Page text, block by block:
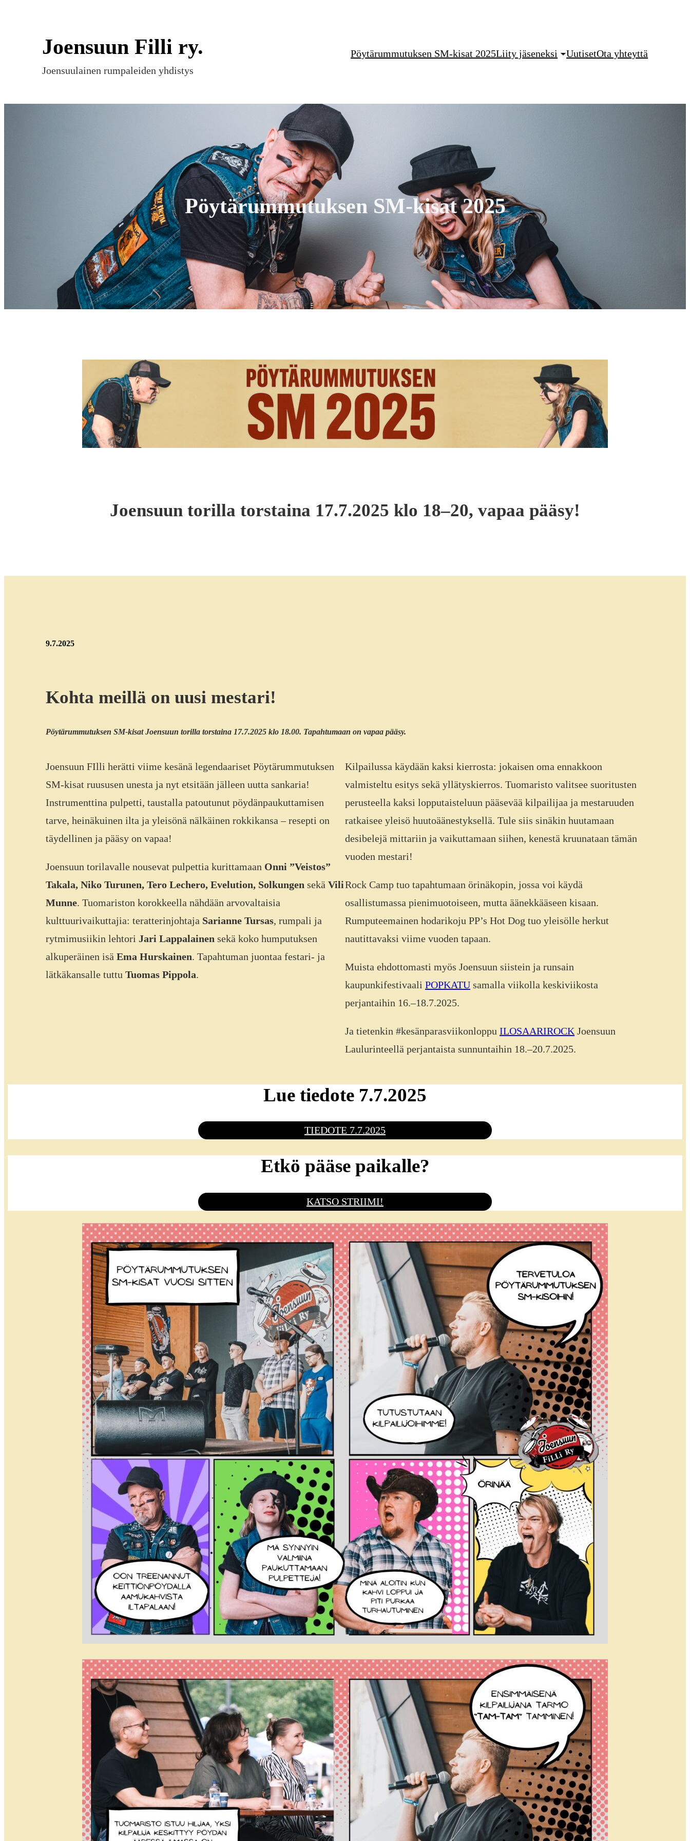
Joensuun Filli ry.
Joensuulainen rumpaleiden yhdistys
Pöytärummutuksen SM-kisat 2025Liity jäseneksi UutisetOta yhteyttä
Pöytärummutuksen SM-kisat 2025
Joensuun torilla torstaina 17.7.2025 klo 18–20, vapaa pääsy!
9.7.2025
Kohta meillä on uusi mestari!
Pöytärummutuksen SM-kisat Joensuun torilla torstaina 17.7.2025 klo 18.00. Tapahtumaan on vapaa pääsy.
Joensuun FIlli herätti viime kesänä legendaariset Pöytärummutuksen
SM-kisat ruususen unesta ja nyt etsitään jälleen uutta sankaria!
Instrumenttina pulpetti, taustalla patoutunut pöydänpaukuttamisen
tarve, heinäkuinen ilta ja yleisönä nälkäinen rokkikansa – resepti on
täydellinen ja pääsy on vapaa!
Joensuun torilavalle nousevat pulpettia kurittamaan Onni ”Veistos”
Takala, Niko Turunen, Tero Lechero, Evelution, Solkungen sekä Vili
Munne. Tuomariston korokkeella nähdään arvovaltaisia
kulttuurivaikuttajia: teratterinjohtaja Sarianne Tursas, rumpali ja
rytmimusiikin lehtori Jari Lappalainen sekä koko humputuksen
alkuperäinen isä Ema Hurskainen. Tapahtuman juontaa festari- ja
lätkäkansalle tuttu Tuomas Pippola.
Kilpailussa käydään kaksi kierrosta: jokaisen oma ennakkoon
valmisteltu esitys sekä yllätyskierros. Tuomaristo valitsee suoritusten
perusteella kaksi lopputaisteluun pääsevää kilpailijaa ja mestaruuden
ratkaisee yleisö huutoäänestyksellä. Tule siis sinäkin huutamaan
desibelejä mittariin ja vaikuttamaan siihen, kenestä kruunataan tämän
vuoden mestari!
Rock Camp tuo tapahtumaan örinäkopin, jossa voi käydä
osallistumassa pienimuotoiseen, mutta äänekkääseen kisaan.
Rumputeemainen hodarikoju PP’s Hot Dog tuo yleisölle herkut
nautittavaksi viime vuoden tapaan.
Muista ehdottomasti myös Joensuun siistein ja runsain
kaupunkifestivaali POPKATU samalla viikolla keskiviikosta
perjantaihin 16.–18.7.2025.
Ja tietenkin #kesänparasviikonloppu ILOSAARIROCK Joensuun
Laulurinteellä perjantaista sunnuntaihin 18.–20.7.2025.
Lue tiedote 7.7.2025
TIEDOTE 7.7.2025
Etkö pääse paikalle?
KATSO STRIIMI!